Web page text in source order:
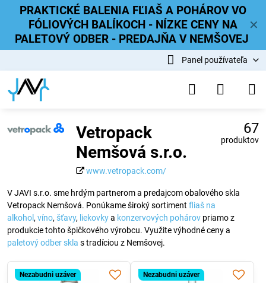
✕
PRAKTICKÉ BALENIA FĽIAŠ A POHÁROV VO
FÓLIOVÝCH BALÍKOCH - NÍZKE CENY NA
PALETOVÝ ODBER - PREDAJŇA V NEMŠOVEJ
Panel používateľa
Vetropack
Nemšová s.r.o.
www.vetropack.com/
67
produktov
V JAVI s.r.o. sme hrdým partnerom a predajcom obalového skla
Vetropack Nemšová. Ponúkame široký sortiment fliaš na
alkohol , víno, šťavy, liekovkya konzervových pohárov priamo z
produkcie tohto špičkového výrobcu. Využite výhodné ceny a
paletový odber skla s tradíciou z Nemšovej.
Nezabudni uzáver Nezabudni uzáver